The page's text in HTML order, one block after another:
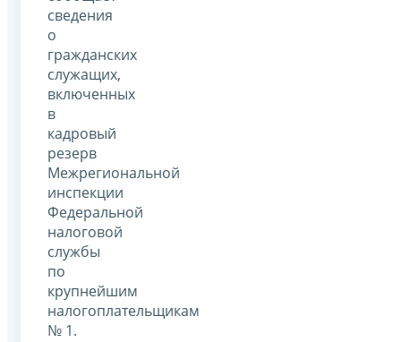
сведения
о
гражданских
служащих,
включенных
в
кадровый
резерв
Межрегиональной
инспекции
Федеральной
налоговой
службы
по
крупнейшим
налогоплательщикам
№ 1.